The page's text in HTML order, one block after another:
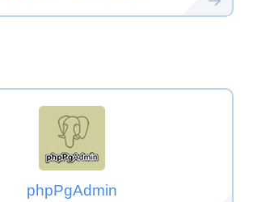
phpPgAdmin